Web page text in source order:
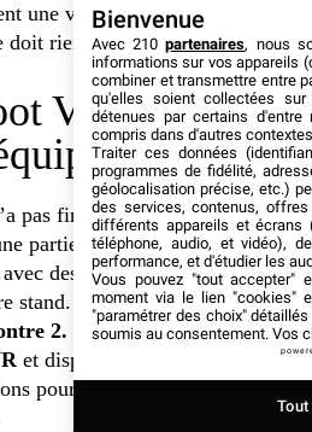
une visibilité maximale,
doit rien laisser au hasard.
VR pour
pas fini d’ébahir vos
partie de baby foot VR
des inconnus en tant
stand. Comme d’habitude,
2. Chaque joueur est
et dispose de
pour contrôler ses
Bienvenue
Avec 210partenaires, nous
informations sur vos appareils
combiner et transmettre entre
qu'elles soient collectées
détenues par certains d'entre
compris dans d'autres
Traiter ces données
programmes de fidélité,
géolocalisation précise, etc.)
des services, contenus,
différents appareils et écrans
téléphone, audio, et vidéo),
performance, et d'étudier les
Vous pouvez "tout accepter"
moment via le lien "cookies"
"paramétrer des choix"
soumis au consentement. Vos